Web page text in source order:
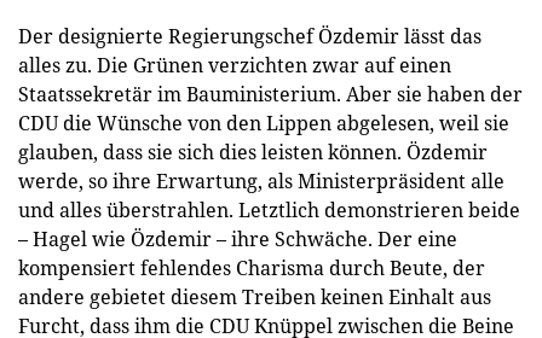
Der designierte Regierungschef Özdemir lässt das
alles zu. Die Grünen verzichten zwar auf einen
Staatssekretär im Bauministerium. Aber sie haben der
CDU die Wünsche von den Lippen abgelesen, weil sie
glauben, dass sie sich dies leisten können. Özdemir
werde, so ihre Erwartung, als Ministerpräsident alle
und alles überstrahlen. Letztlich demonstrieren beide
– Hagel wie Özdemir – ihre Schwäche. Der eine
kompensiert fehlendes Charisma durch Beute, der
andere gebietet diesem Treiben keinen Einhalt aus
Furcht, dass ihm die CDU Knüppel zwischen die Beine